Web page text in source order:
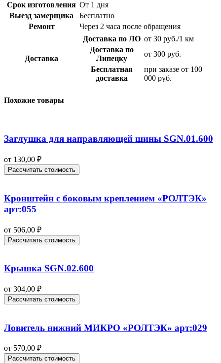
Срок изготовления От 1 дня
Выезд замерщика
Бесплатно
Ремонт
Через 2 часа после обращения
Доставка
Доставка по ЛО от 30 руб./1 км
Доставка по
Липецку
от 300 руб.
Бесплатная
доставка
при заказе от 100
000 руб.
Похожие товары
Заглушка для направляющей шины SGN.01.600
от 130,00 ₽
Рассчитать стоимость
Кронштейн с боковым креплением «РОЛТЭК»
арт:055
от 506,00 ₽
Рассчитать стоимость
Крышка SGN.02.600
от 304,00 ₽
Рассчитать стоимость
Ловитель нижний МИКРО «РОЛТЭК» арт:029
от 570,00 ₽
Рассчитать стоимость